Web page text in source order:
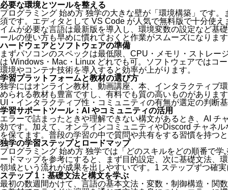
必要な環境とツールを整える
プログラミング 始め方 独学の大きな壁が「環境構築」です
須です。エディタとして VS Code が人気で無料版で十分使
イムが必要な言語は最新版を導入し、環境変数の設定など基
ールの使い方も早めに慣れておくと作業がスムーズになりま
ハードウェアとソフトウェアの準備
まずパソコンのスペックは最低限、CPU・メモリ・ストレー
は Windows・Mac・Linux どれでも可。ソフトウェアではコ
環境やコンテナ技術を導入すると効率が上がります。
学習プラットフォームと教材の選び方
独学にはオンライン教材、動画講座、本、インタラクティブ
められる教材も豊富ですし、有料でも質の高いものがありま
UI・インタラクティブ性・コミュニティの有無が選定の判断
学習サポートツール：AI やコミュニティの活用
エラーで詰まったときや理解できない構文があるとき、AI チ
効です。加えて、オンラインコミュニティやDiscord チャネ
を保てます。普段の学習の中で質問や共有をする習慣を持つ
独学の学習ステップとロードマップ
プログラミング 始め方 独学では「どのスキルをどの順番で
ードマップを参考にすると、まず目的設定、次に基礎文法、
領域という流れが成果を出しやすいです。1 ステップずつ確
ステップ 1：基礎文法と構文を学ぶ
最初の数週間かけて、言語の基本文法・変数・制御構造・関